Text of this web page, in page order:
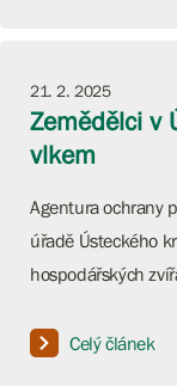
21. 2. 2025
Zemědělci v
vlkem
Agentura ochrany
úřadě Ústeckého
hospodářských
Celý článek